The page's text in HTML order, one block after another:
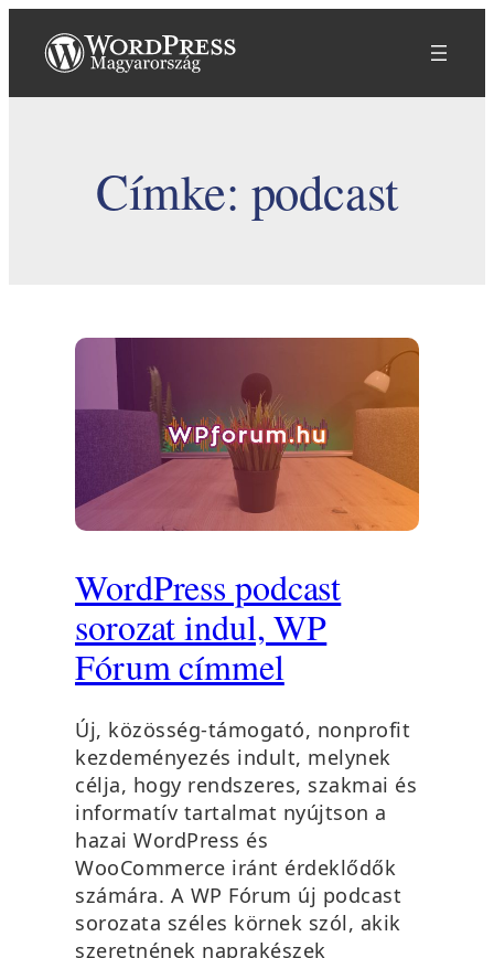
tartalomhoz
Címke: podcast
WordPress podcast
sorozat indul, WP
Fórum címmel
Új, közösség-támogató, nonprofit
kezdeményezés indult, melynek
célja, hogy rendszeres, szakmai és
informatív tartalmat nyújtson a
hazai WordPress és
WooCommerce iránt érdeklődők
számára. A WP Fórum új podcast
sorozata széles körnek szól, akik
szeretnének naprakészek